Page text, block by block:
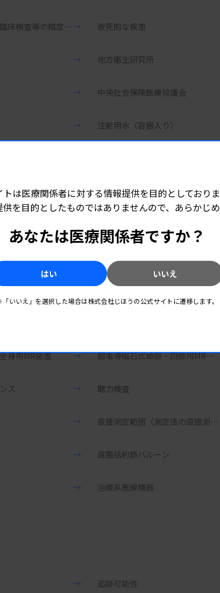
治験における臨床検査等の精度管理に関する基本的考え方 → 致死的な疾患
→ 地方衛生研究所
→ 中央社会保険医療協議会
→ 注射用水（容器入り）
定装置 → 超音波式角膜厚さ・眼軸長測定装置
モジュール → 長時間心電用データレコーダ
身用MR装置 → 超電導磁石式頭部・四肢用MR装置
ス → 聴力検査
→ 直接測定範囲（測定法の直接測定範囲）
→ 直腸括約筋バルーン
→ 治療系医療機器
→ 追跡可能性
トは医療関係者に対する情報提供を目的としておりま
を目的としたものではありませんので、あらかじめ
あなたは医療関係者ですか？
はい いいえ
いいえ」を選択した場合は株式会社じほうの公式サイトに遷移します。